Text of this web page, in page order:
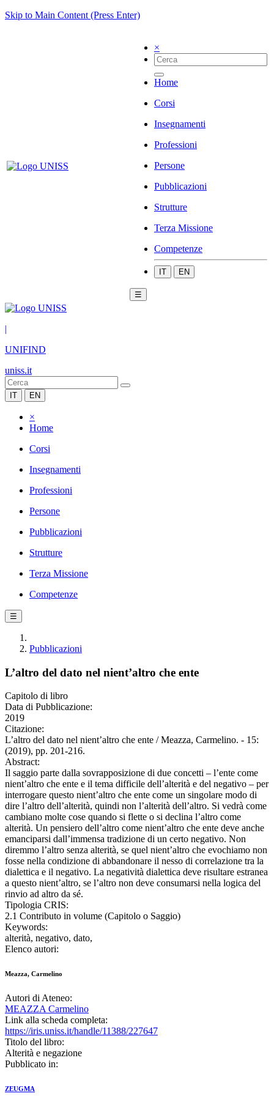
Skip to Main Content (Press Enter)
×
Home
Corsi
Insegnamenti
Professioni
Persone
Pubblicazioni
Strutture
Terza Missione
Competenze
IT EN
☰
|
UNIFIND
uniss.it
IT EN
×
Home
Corsi
Insegnamenti
Professioni
Persone
Pubblicazioni
Strutture
Terza Missione
Competenze
☰
Pubblicazioni
L’altro del dato nel nient’altro che ente
Capitolo di libro
Data di Pubblicazione:
2019
Citazione:
L’altro del dato nel nient’altro che ente / Meazza, Carmelino. - 15:
(2019), pp. 201-216.
Abstract:
Il saggio parte dalla sovrapposizione di due concetti – l’ente come
nient’altro che ente e il tema difficile dell’alterità e del negativo – per
interrogare questo nient’altro che ente come un singolare modo di
dire l’altro dell’alterità, quindi non l’alterità dell’altro. Si vedrà come
cambiano molte cose quando si flette o si declina l’altro come
alterità. Un pensiero dell’altro come nient’altro che ente deve anche
emanciparsi dall’immensa tradizione di un certo negativo. Non
diremmo l’altro senza alterità, se quel nient’altro che evochiamo non
fosse nella condizione di abbandonare il nesso di correlazione tra la
dialettica e il negativo. La negatività dialettica deve risultare estranea
a questo nient’altro, se l’altro non deve consumarsi nella logica del
rinvio ad altro da sé.
Tipologia CRIS:
2.1 Contributo in volume (Capitolo o Saggio)
Keywords:
alterità, negativo, dato,
Elenco autori:
Meazza, Carmelino
Autori di Ateneo:
MEAZZA Carmelino
Link alla scheda completa:
https://iris.uniss.it/handle/11388/227647
Titolo del libro:
Alterità e negazione
Pubblicato in:
ZEUGMA